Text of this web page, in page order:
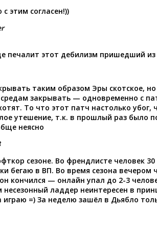
этим согласен!))
печалит этот дебилизм пришедший из
таким образом Эры скотское,
закрывать — одновременно с
То что этот патч настолько
утешение, т.к. в прошлый раз было
неясно
сезоне. Во френдлисте человек
бегаю в ВП. Во время сезона вечером
кончился — онлайн упал до 2-3
несезонный ладдер неинтересен в
играю =) За неделю зашёл в Дьябло